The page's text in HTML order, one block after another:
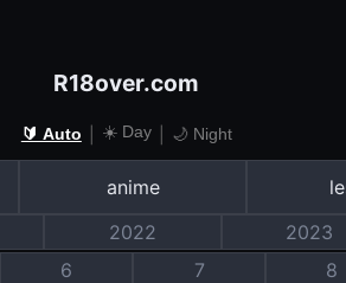
R18over.com
🔰 Auto ☀️ Day 🌙 Night
anime
2022 2023
6 7 8